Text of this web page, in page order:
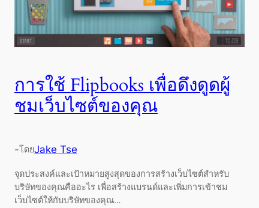
การใช้ Flipbooks เพื่อดึงดูดผู้
ชมเว็บไซต์ของคุณ
-โดยJake Tse
จุดประสงค์และเป้าหมายสูงสุดของการสร้างเว็บไซต์สำหรับ
บริษัทของคุณคืออะไร เพื่อสร้างแบรนด์และเพิ่มการเข้าชม
เว็บไซต์ให้กับบริษัทของคุณ…